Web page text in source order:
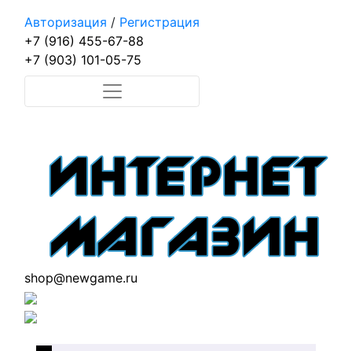
Авторизация / Регистрация
+7 (916) 455-67-88
+7 (903) 101-05-75
shop@newgame.ru